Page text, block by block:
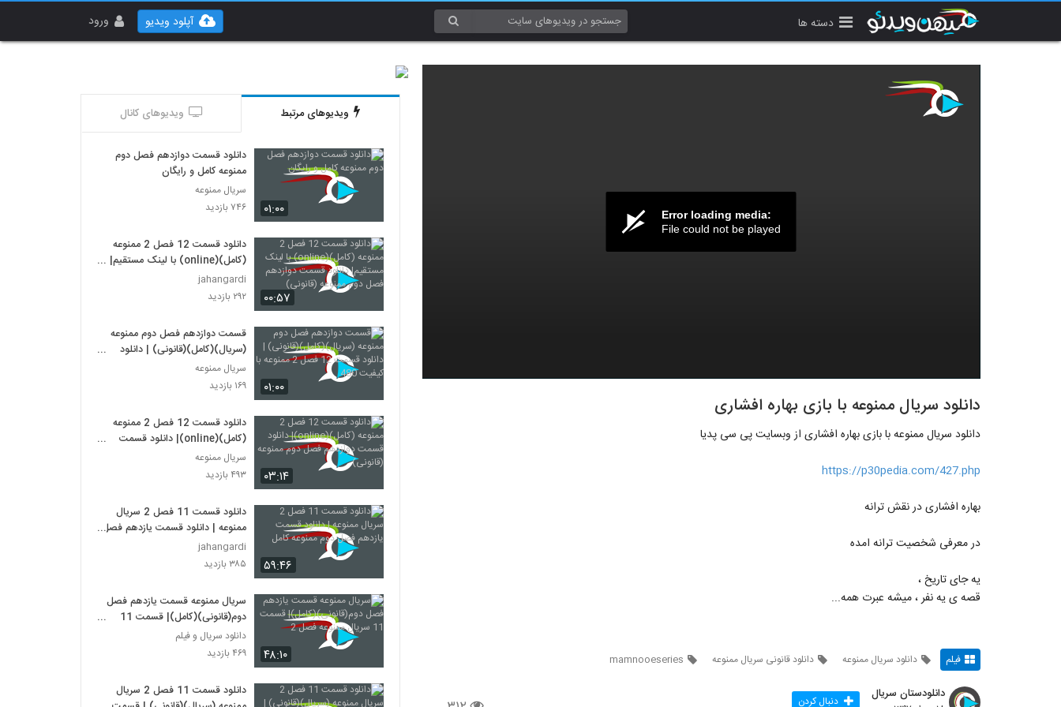
دسته ها ورود آپلود ویدیو
Error loading media:
File could not be played
دانلود سریال ممنوعه با بازی بهاره افشاری
دانلود سریال ممنوعه با بازی بهاره افشاری از وبسایت پی سی پدیا
https://p30pedia.com/427.php
بهاره افشاری در نقش ترانه
در معرفی شخصیت ترانه امده
یه جای تاریخ ،
قصه ی یه نفر ، میشه عبرت همه...
فیلم دانلود سریال ممنوعه دانلود قانونی سریال ممنوعه mamnooeseries
دانلودستان سریال دنبال کردن
ویدیوهای مرتبط ویدیوهای کانال
۰۱:۰۰
دانلود قسمت دوازدهم فصل دوم
ممنوعه کامل و رایگان
سریال ممنوعه
۷۴۶ بازدید
۰۰:۵۷
دانلود قسمت 12 فصل 2 ممنوعه
(کامل)(online) با لینک مستقیم|
دانلود قسمت دوازدهم فصل دوم
ممنوعه (قانونی)
jahangardi
۲۹۲ بازدید
۰۱:۰۰
قسمت دوازدهم فصل دوم ممنوعه
(سریال)(کامل)(قانونی) | دانلود
480
سریال ممنوعه
۱۶۹ بازدید
۰۳:۱۴
دانلود قسمت 12 فصل 2 ممنوعه
(کامل)(online)| دانلود قسمت
دوازدهم فصل دوم ممنوعه (قانونی)
سریال ممنوعه
۴۹۳ بازدید
۵۹:۴۶
دانلود قسمت 11 فصل 2 سریال
ممنوعه | دانلود قسمت یازدهم فصل
دوم ممنوعه کامل
jahangardi
۳۸۵ بازدید
۴۸:۱۰
سریال ممنوعه قسمت یازدهم فصل
دوم(قانونی)(کامل)| قسمت 11
سریال ممنوعه فصل 2
دانلود سریال و فیلم
۴۶۹ بازدید
دانلود قسمت 11 فصل 2 سریال